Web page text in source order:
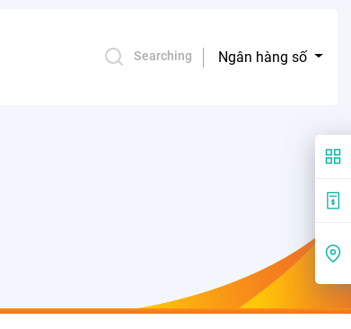
Searching Ngân hàng số